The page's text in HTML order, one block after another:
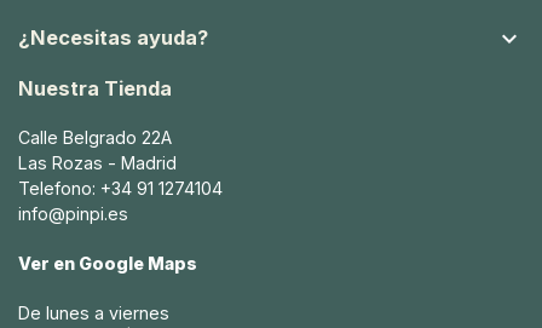
¿Necesitas ayuda? 
Nuestra Tienda
Calle Belgrado 22A
Las Rozas - Madrid
Telefono: +34 91 1274104
info@pinpi.es
Ver en Google Maps
De lunes a viernes